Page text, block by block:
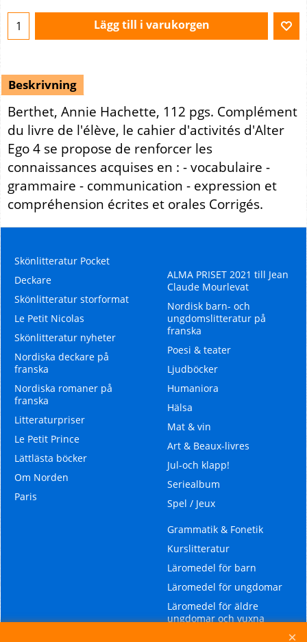
Lägg till i varukorgen
Beskrivning
Berthet, Annie Hachette, 112 pgs. Complément
du livre de l'élève, le cahier d'activités d'Alter
Ego 4 se propose de renforcer les
connaissances acquises en : - vocabulaire -
grammaire - communication - expression et
compréhension écrites et orales Corrigés.
Skönlitteratur Pocket
Deckare
Skönlitteratur storformat
Le Petit Nicolas
Skönlitteratur nyheter
Nordiska deckare på
franska
Nordiska romaner på
franska
Litteraturpriser
Le Petit Prince
Lättlästa böcker
Om Norden
Paris
ALMA PRISET 2021 till Jean
Claude Mourlevat
Nordisk barn- och
ungdomslitteratur på
franska
Poesi & teater
Ljudböcker
Humaniora
Hälsa
Mat & vin
Art & Beaux-livres
Jul-och klapp!
Seriealbum
Spel / Jeux
Grammatik & Fonetik
Kurslitteratur
Läromedel för barn
Läromedel för ungdomar
Läromedel för äldre
ungdomar och vuxna